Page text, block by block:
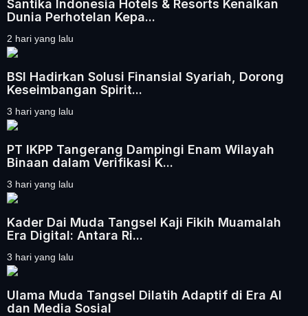
Santika Indonesia Hotels & Resorts Kenalkan
Dunia Perhotelan Kepa...
2 hari yang lalu
BSI Hadirkan Solusi Finansial Syariah, Dorong
Keseimbangan Spirit...
3 hari yang lalu
PT IKPP Tangerang Dampingi Enam Wilayah
Binaan dalam Verifikasi K...
3 hari yang lalu
Kader Dai Muda Tangsel Kaji Fikih Muamalah
Era Digital: Antara Ri...
3 hari yang lalu
Ulama Muda Tangsel Dilatih Adaptif di Era AI
dan Media Sosial